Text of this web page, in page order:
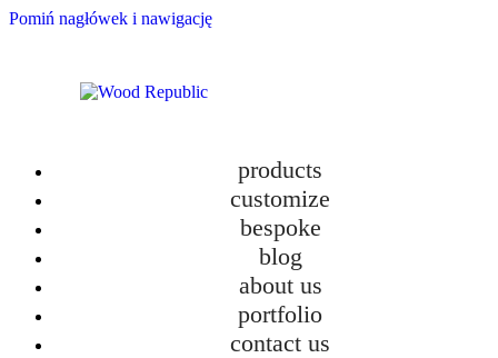
Pomiń nagłówek i nawigację
products
customize
bespoke
blog
about us
portfolio
contact us
New TOKI Collection – Design and Ecology